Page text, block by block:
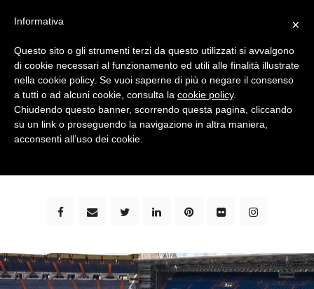
bimbi e viaggi - family travel blog: community #1 in
×
Informativa
Questo sito o gli strumenti terzi da questo utilizzati si avvalgono
di cookie necessari al funzionamento ed utili alle finalità illustrate
nella cookie policy. Se vuoi saperne di più o negare il consenso
a tutti o ad alcuni cookie, consulta la cookie policy.
Chiudendo questo banner, scorrendo questa pagina, cliccando
su un link o proseguendo la navigazione in altra maniera,
acconsenti all’uso dei cookie.